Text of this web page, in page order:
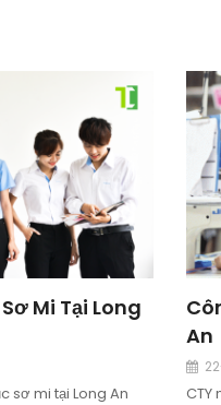
Mi Tại Long
sơ mi tại Long An
An
CTY